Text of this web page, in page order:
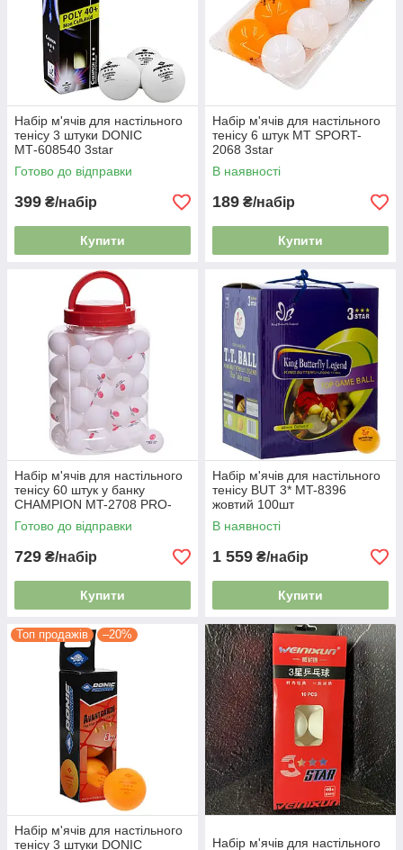
Набір м'ячів для настільного
тенісу 3 штуки DONIC
МТ-608540 3star
Готово до відправки
399 ₴/набір
Купити
Набір м'ячів для настільного
тенісу 6 штук MT SPORT-
2068 3star
В наявності
189 ₴/набір
Купити
Набір м'ячів для настільного
тенісу 60 штук у банку
CHAMPION MT-2708 PRO-
514 білий
Готово до відправки
729 ₴/набір
Купити
Набір м'ячів для настільного
тенісу BUT 3* MT-8396
жовтий 100шт
В наявності
1 559 ₴/набір
Купити
Топ продажів –20%
Набір м'ячів для настільного
тенісу 3 штуки DONIC
Набір м'ячів для настільного